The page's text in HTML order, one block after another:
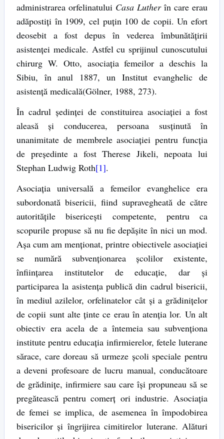
administrarea orfelinatului Casa Lutherîn care erau
adăpostiți în 1909, cel puțin 100 de copii. Un efort
deosebit a fost depus în vederea îmbunătățirii
asistenței medicale. Astfel cu sprijinul cunoscutului
chirurg W. Otto, asociația femeilor a deschis la
Sibiu, în anul 1887, un Institut evanghelic de
asistență medicală(Gölner, 1988, 273).
În cadrul ședinței de constituirea asociației a fost
aleasă și conducerea, persoana susținută în
unanimitate de membrele asociației pentru funcția
de președinte a fost Therese Jikeli, nepoata lui
Stephan Ludwig Roth[1].
Asociația universală a femeilor evanghelice era
subordonată bisericii, fiind supravegheată de către
autorităţile bisericești competente, pentru ca
scopurile propuse să nu fie depășite în nici un mod.
Așa cum am menționat, printre obiectivele asociației
se numără subvenționarea școlilor existente,
înființarea institutelor de educație, dar și
participarea la asistența publică din cadrul bisericii,
în mediul azilelor, orfelinatelor cât și a grădiniţelor
de copii sunt alte ținte ce erau în atenția lor. Un alt
obiectiv era acela de a întemeia sau subvenţiona
institute pentru educația infirmierelor, fetele luterane
sărace, care doreau să urmeze școli speciale pentru
a deveni profesoare de lucru manual, conducătoare
de grădiniţe, infirmiere sau care își propuneau să se
pregătească pentru comerț ori industrie. Asociația
de femei se implica, de asemenea în împodobirea
bisericilor și îngrijirea cimitirelor luterane. Alături